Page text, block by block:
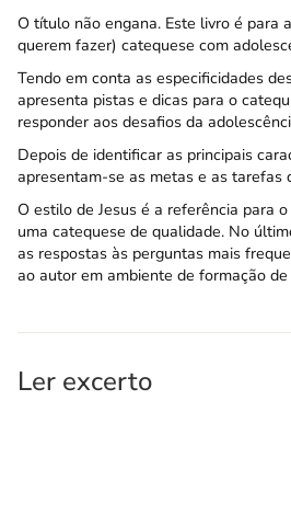
O título não engana. Este livro é para
querem fazer) catequese com
Tendo em conta as especificidades
apresenta pistas e dicas para o
responder aos desafios da
Depois de identificar as principais
apresentam-se as metas e as tarefas
O estilo de Jesus é a referência para
uma catequese de qualidade. No
as respostas às perguntas mais
ao autor em ambiente de formação
Ler excerto